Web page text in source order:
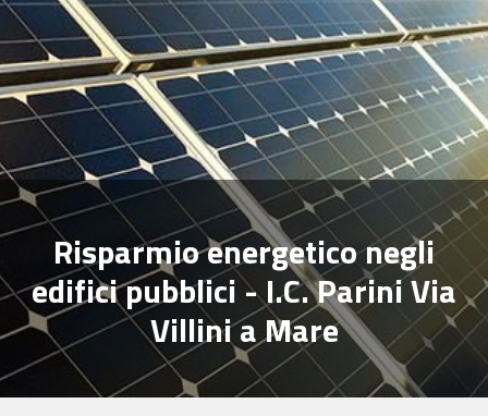
Risparmio energetico negli
edifici pubblici - I.C. Parini Via
Villini a Mare